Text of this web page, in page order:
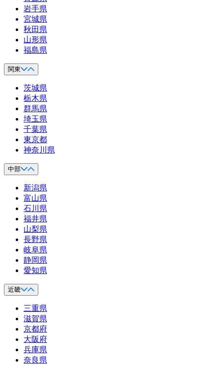
岩手県
宮城県
秋田県
山形県
福島県
関東
茨城県
栃木県
群馬県
埼玉県
千葉県
東京都
神奈川県
中部
新潟県
富山県
石川県
福井県
山梨県
長野県
岐阜県
静岡県
愛知県
近畿
三重県
滋賀県
京都府
大阪府
兵庫県
奈良県